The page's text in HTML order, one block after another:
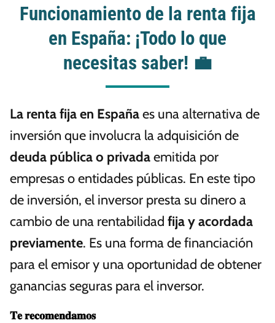
Funcionamiento de la renta fija
en España: ¡Todo lo que
necesitas saber! 💼
La renta fija en Españaes una alternativa de
inversión que involucra la adquisición de
deuda pública o privadaemitida por
empresas o entidades públicas. En este tipo
de inversión, el inversor presta su dinero a
cambio de una rentabilidad fija y acordada
previamente. Es una forma de financiación
para el emisor y una oportunidad de obtener
ganancias seguras para el inversor.
𝐓𝐞 𝐫𝐞𝐜𝐨𝐦𝐞𝐧𝐝𝐚𝐦𝐨𝐬